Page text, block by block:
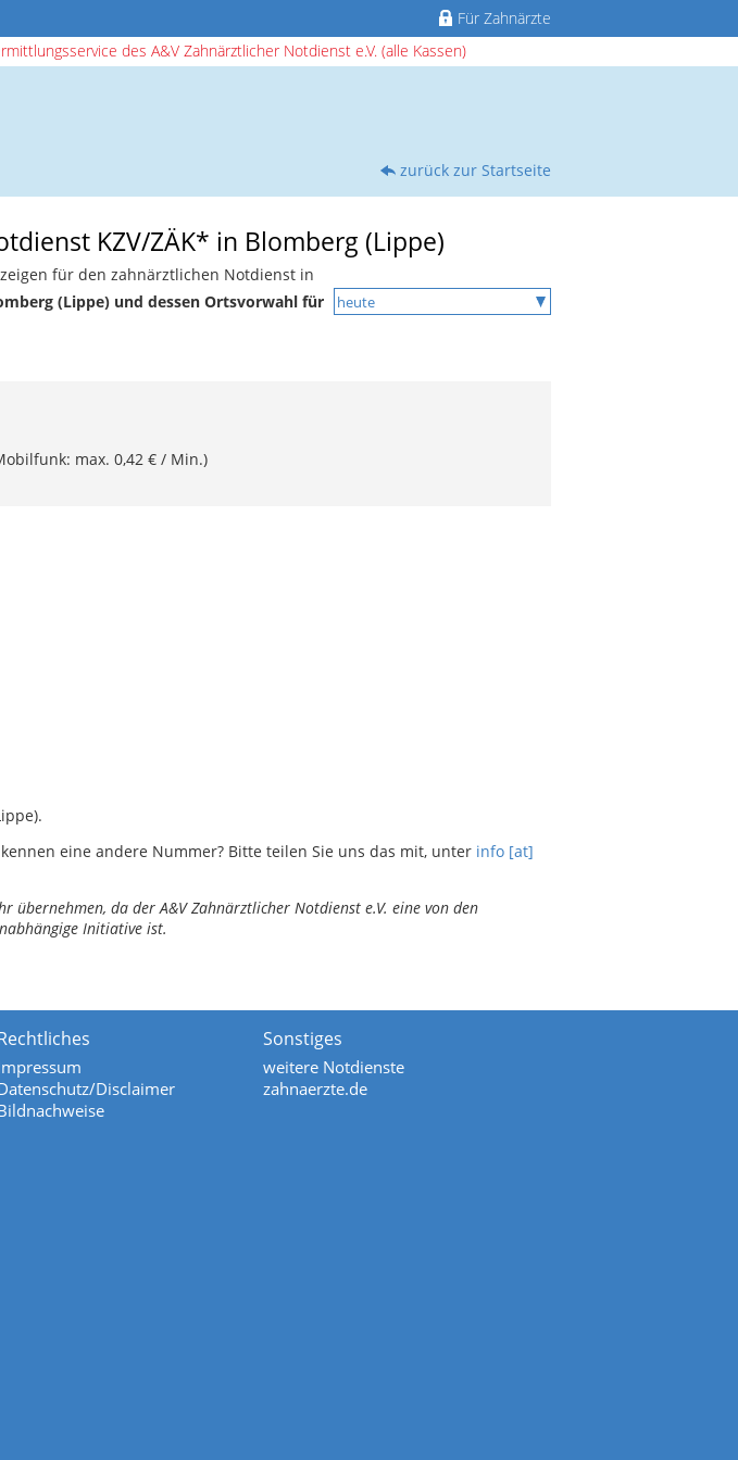
Für Zahnärzte
des A&V Zahnärztlicher Notdienst e.V. (alle Kassen)
zurück zur Startseite
KZV/ZÄK* in Blomberg (Lippe)
für den zahnärztlichen Notdienst in
(Lippe) und dessen Ortsvorwahl für
max. 0,42 € / Min.)
eine andere Nummer? Bitte teilen Sie uns das mit, unter info [at]
da der A&V Zahnärztlicher Notdienst e.V. eine von den
Initiative ist.
Disclaimer
Sonstiges
weitere Notdienste
zahnaerzte.de